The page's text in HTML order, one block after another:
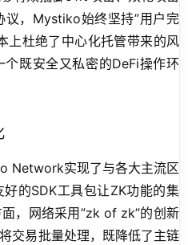
议，Mystiko始终坚持”用户完
上杜绝了中心化托管带来的风
既安全又私密的DeFi操作环
Network实现了与各大主流区
的SDK工具包让ZK功能的集
，网络采用”zk of zk”的创新
交易批量处理，既降低了主链